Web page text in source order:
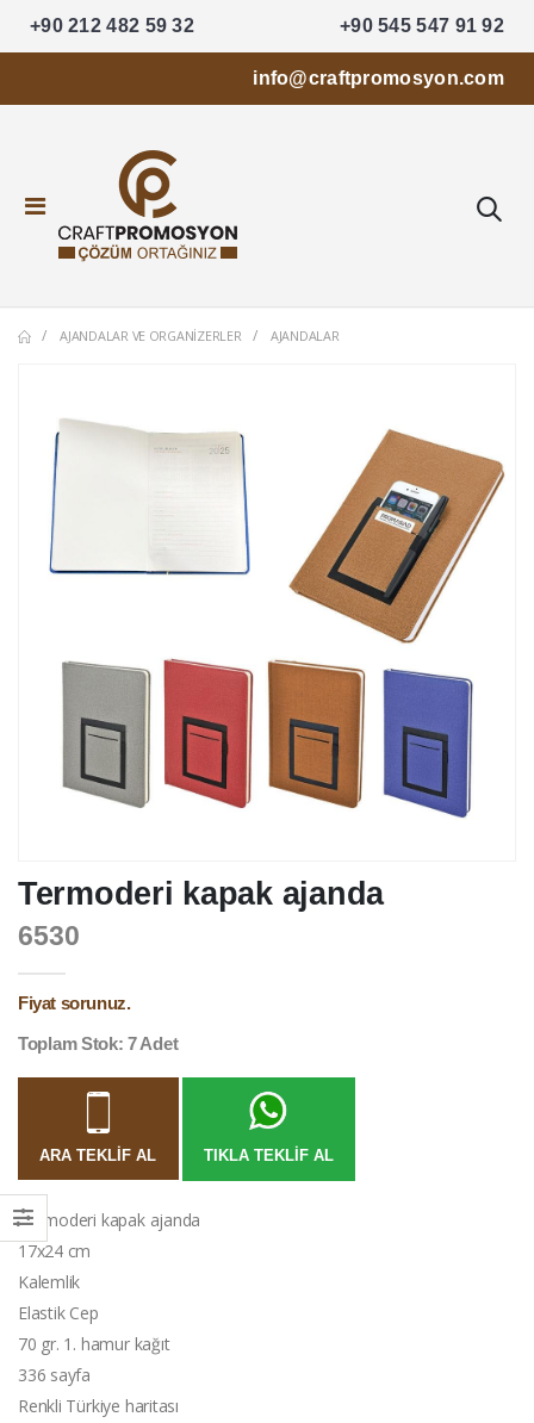
+90 212 482 59 32 +90 545 547 91 92
info@craftpromosyon.com
AJANDALAR VE ORGANIZERLER AJANDALAR
Termoderi kapak ajanda
6530
Fiyat sorunuz.
Toplam Stok: 7 Adet
ARA TEKLIF AL TIKLA TEKLIF AL
Termoderi kapak ajanda
17x24 cm
Kalemlik
Elastik Cep
70 gr. 1. hamur kağıt
336 sayfa
Renkli Türkiye haritası